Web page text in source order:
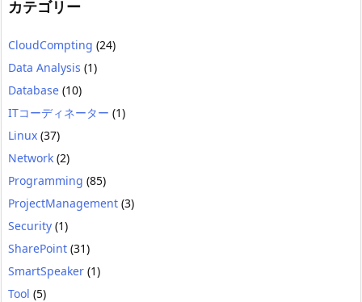
カテゴリー
CloudCompting (24)
Data Analysis (1)
Database (10)
ITコーディネーター (1)
Linux (37)
Network (2)
Programming (85)
ProjectManagement (3)
Security (1)
SharePoint (31)
SmartSpeaker (1)
Tool (5)